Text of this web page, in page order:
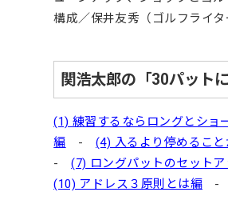
構成／保井友秀（ゴルフライ
関浩太郎の「30パット
(1) 練習するならロングとショ
編 -(4) 入るより停めるこ
-(7) ロングパットのセット
(10) アドレス３原則とは編